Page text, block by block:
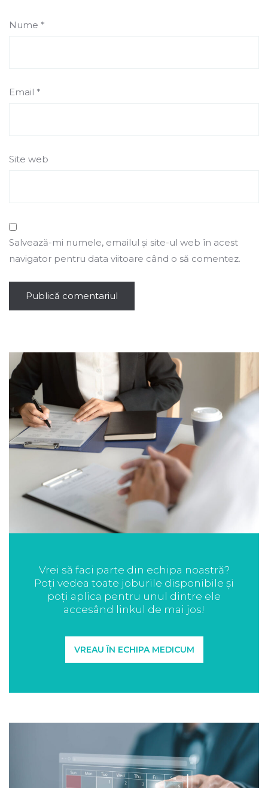
Nume *
Email *
Site web
Salvează-mi numele, emailul și site-ul web în acest
navigator pentru data viitoare când o să comentez.
Vrei să faci parte din echipa noastră?
Poți vedea toate joburile disponibile și
poți aplica pentru unul dintre ele
accesând linkul de mai jos!
VREAU ÎN ECHIPA MEDICUM